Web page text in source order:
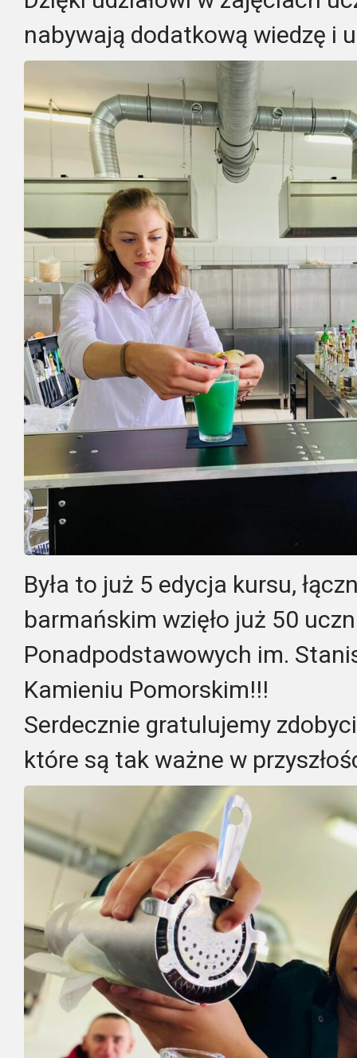
nabywają dodatkową wiedzę i
Była to już 5 edycja kursu,
barmańskim wzięło już 50
Ponadpodstawowych im.
Kamieniu Pomorskim!!!
Serdecznie gratulujemy
które są tak ważne w